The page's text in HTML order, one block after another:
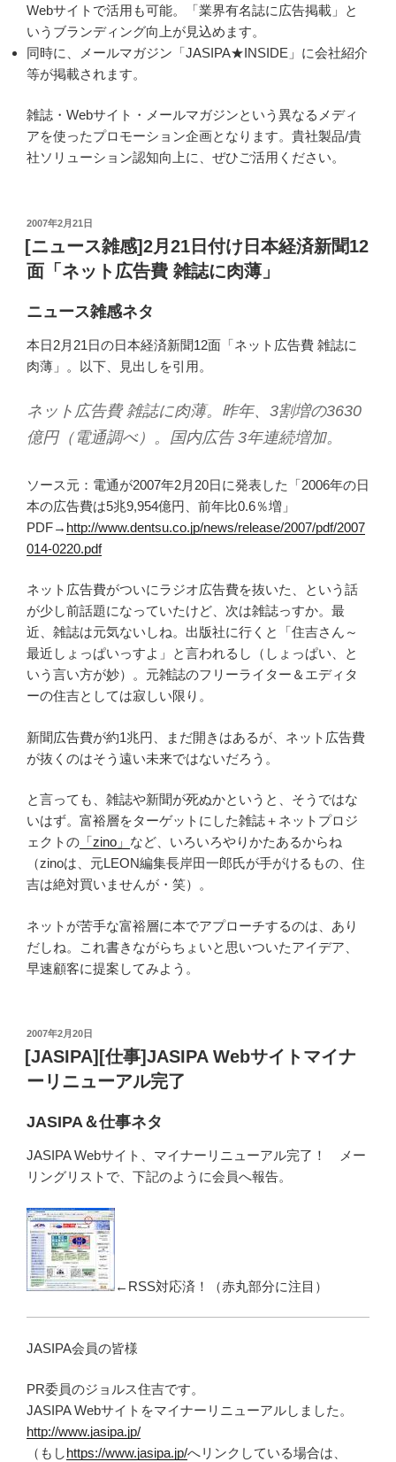
Webサイトで活用も可能。「業界有名誌に広告掲載」と
いうブランディング向上が見込めます。
同時に、メールマガジン「JASIPA★INSIDE」に会社紹介
等が掲載されます。
雑誌・Webサイト・メールマガジンという異なるメディ
アを使ったプロモーション企画となります。貴社製品/貴
社ソリューション認知向上に、ぜひご活用ください。
投
稿
日:
2007年2月21日
[ニュース雑感]2月21日付け日本経済新聞12
面「ネット広告費 雑誌に肉薄」
ニュース雑感ネタ
本日2月21日の日本経済新聞12面「ネット広告費 雑誌に
肉薄」。以下、見出しを引用。
ネット広告費 雑誌に肉薄。昨年、3割増の3630
億円（電通調べ）。国内広告 3年連続増加。
ソース元：電通が2007年2月20日に発表した「2006年の日
本の広告費は5兆9,954億円、前年比0.6％増」
PDF→ http://www.dentsu.co.jp/news/release/2007/pdf/2007
014-0220.pdf
ネット広告費がついにラジオ広告費を抜いた、という話
が少し前話題になっていたけど、次は雑誌っすか。最
近、雑誌は元気ないしね。出版社に行くと「住吉さん～
最近しょっぱいっすよ」と言われるし（しょっぱい、と
いう言い方が妙）。元雑誌のフリーライター＆エディタ
ーの住吉としては寂しい限り。
新聞広告費が約1兆円、まだ開きはあるが、ネット広告費
が抜くのはそう遠い未来ではないだろう。
と言っても、雑誌や新聞が死ぬかというと、そうではな
いはず。富裕層をターゲットにした雑誌＋ネットプロジ
ェクトの 「zino」 など、いろいろやりかたあるからね
（zinoは、元LEON編集長岸田一郎氏が手がけるもの、住
吉は絶対買いませんが・笑）。
ネットが苦手な富裕層に本でアプローチするのは、あり
だしね。これ書きながらちょいと思いついたアイデア、
早速顧客に提案してみよう。
投
稿
日:
2007年2月20日
[JASIPA][仕事]JASIPA Webサイトマイナ
ーリニューアル完了
JASIPA＆仕事ネタ
JASIPA Webサイト、マイナーリニューアル完了！ メー
リングリストで、下記のように会員へ報告。
←RSS対応済！（赤丸部分に注目）
JASIPA会員の皆様
PR委員のジョルス住吉です。
JASIPA Webサイトをマイナーリニューアルしました。
http://www.jasipa.jp/
（もしhttps://www.jasipa.jp/へリンクしている場合は、